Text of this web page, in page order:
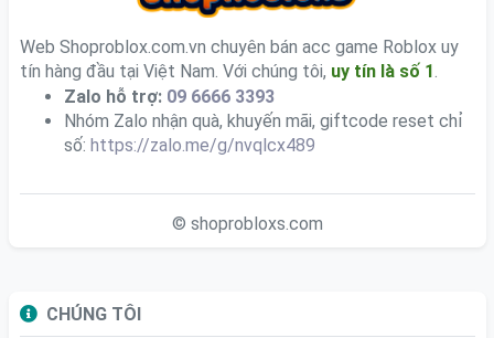
Web Shoproblox.com.vn chuyên bán acc game Roblox uy
tín hàng đầu tại Việt Nam. Với chúng tôi, uy tín là số 1.
Zalo hỗ trợ: 09 6666 3393
Nhóm Zalo nhận quà, khuyến mãi, giftcode reset chỉ
số: https://zalo.me/g/nvqlcx489
© shoprobloxs.com
CHÚNG TÔI